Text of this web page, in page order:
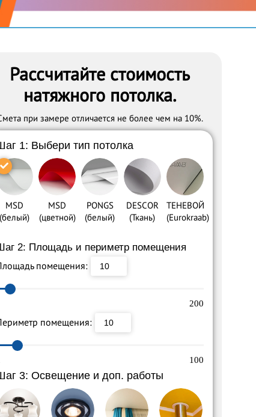
Рассчитайте стоимость
натяжного потолка.
при замере отличается не более чем на 10%.
1: Выбери тип потолка
MSD
(белый)
MSD
(цветной)
PONGS
(белый)
DESCOR
(Ткань)
ТЕНЕВОЙ
(Eurokraab)
2: Площадь и периметр помещения
помещения:
200
помещения:
100
3: Освещение и доп. работы